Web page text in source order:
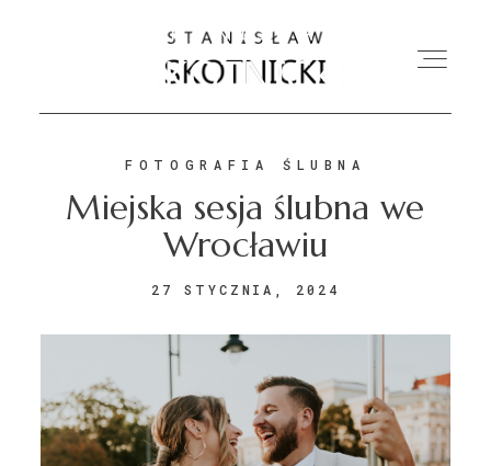
O MNIE
OFERTA
FOTOGRAFIA RODZINNA
KONTAKT
FOTOGRAFIA ŚLUBNA
Miejska sesja ślubna we
Wrocławiu
27 STYCZNIA, 2024